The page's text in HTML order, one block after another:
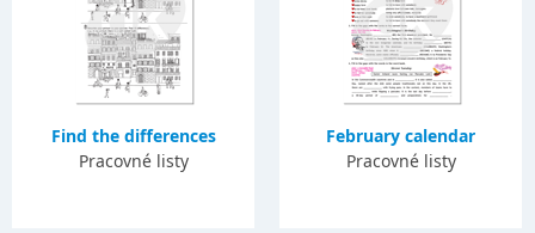
Find the differences
Pracovné listy
February calendar
Pracovné listy